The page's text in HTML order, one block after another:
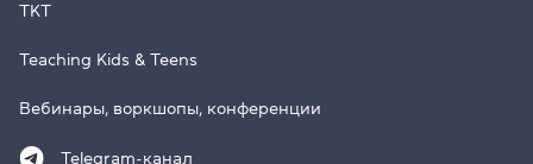
TKT
Teaching Kids & Teens
Вебинары, воркшопы, конференции
Telegram-канал